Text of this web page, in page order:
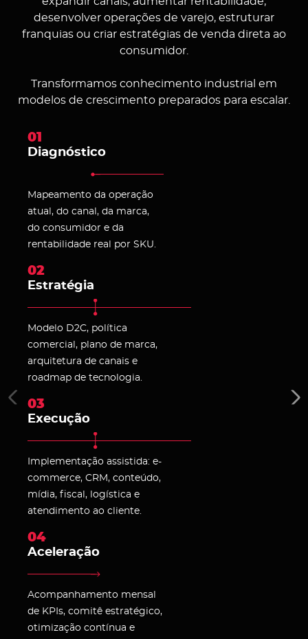
desenvolver operações de varejo, estruturar
franquias ou criar estratégias de venda direta ao
consumidor.
Transformamos conhecimento industrial em
modelos de crescimento preparados para escalar.
01
Diagnóstico
Mapeamento da operação
atual, do canal, da marca,
do consumidor e da
rentabilidade real por SKU.
02
Estratégia
Modelo D2C, política
comercial, plano de marca,
arquitetura de canais e
roadmap de tecnologia.
03
Execução
Implementação assistida: e-
commerce, CRM, conteúdo,
mídia, fiscal, logística e
atendimento ao cliente.
04
Aceleração
Acompanhamento mensal
de KPIs, comitê estratégico,
otimização contínua e